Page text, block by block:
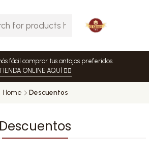
fácil comprar tus antojos preferidos.
ONLINE AQUÍ 👈🏻
Home Descuentos
Descuentos